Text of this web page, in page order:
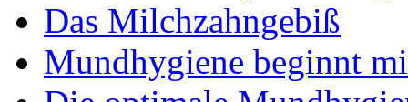
Das Milchzahngebiß
Mundhygiene beginnt